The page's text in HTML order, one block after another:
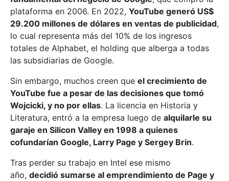
plataforma en 2006. En 2022, YouTube generó US$
29.200 millones de dólares en ventas de publicidad,
lo cual representa más del 10% de los ingresos
totales de Alphabet, el holding que alberga a todas
las subsidiarias de Google.
Sin embargo, muchos creen que el crecimiento de
YouTube fue a pesar de las decisiones que tomó
Wojcicki, y no por ellas. La licencia en Historia y
Literatura, entró a la empresa luego de alquilarle su
garaje en Silicon Valley en 1998 a quienes
cofundarían Google, Larry Page y Sergey Brin.
Tras perder su trabajo en Intel ese mismo
año, decidió sumarse al emprendimiento de Page y